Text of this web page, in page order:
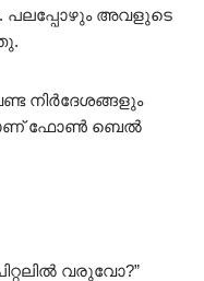
പലപ്പോഴും അവളുടെ
നിർദേശങ്ങളും
ഫോൺ ബെൽ
വരുവോ?”